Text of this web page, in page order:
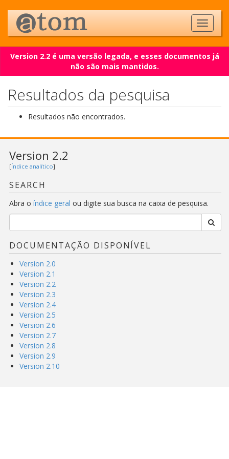
Version 2.2 é uma versão legada, e esses documentos já
não são mais mantidos.
Resultados da pesquisa
Resultados não encontrados.
Version 2.2
[Índice analítico]
SEARCH
Abra o índice geral ou digite sua busca na caixa de pesquisa.
DOCUMENTAÇÃO DISPONÍVEL
Version 2.0
Version 2.1
Version 2.2
Version 2.3
Version 2.4
Version 2.5
Version 2.6
Version 2.7
Version 2.8
Version 2.9
Version 2.10